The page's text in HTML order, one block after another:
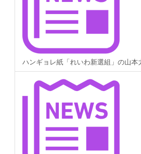
ハンギョレ紙「れいわ新選組」の山本